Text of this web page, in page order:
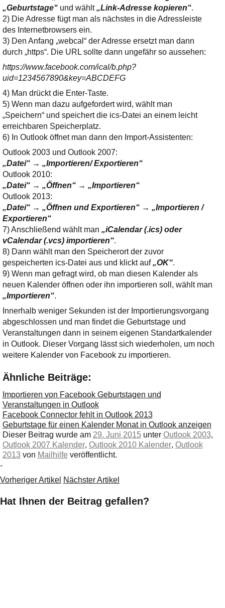
„Geburtstage“und wählt„Link-Adresse kopieren“.
2) Die Adresse fügt man als nächstes in die Adressleiste
des Internetbrowsers ein.
3) Den Anfang „webcal“ der Adresse ersetzt man dann
durch „https“. Die URL sollte dann ungefähr so aussehen:
https://www.facebook.com/ical/b.php?
uid=1234567890&key=ABCDEFG
4) Man drückt die Enter-Taste.
5) Wenn man dazu aufgefordert wird, wählt man
„Speichern“ und speichert die ics-Datei an einem leicht
erreichbaren Speicherplatz.
6) In Outlook öffnet man dann den Import-Assistenten:
Outlook 2003 und Outlook 2007:
„Datei“ → „Importieren/ Exportieren“
Outlook 2010:
„Datei“ → „Öffnen“ → „Importieren“
Outlook 2013:
„Datei“ → „Öffnen und Exportieren“ → „Importieren /
Exportieren“
7) Anschließend wählt man „iCalendar (.ics) oder
vCalendar (.vcs) importieren“.
8) Dann wählt man den Speicherort der zuvor
gespeicherten ics-Datei aus und klickt auf„OK“.
9) Wenn man gefragt wird, ob man diesen Kalender als
neuen Kalender öffnen oder ihn importieren soll, wählt man
„Importieren“.
Innerhalb weniger Sekunden ist der Importierungsvorgang
abgeschlossen und man findet die Geburtstage und
Veranstaltungen dann in seinem eigenen Standartkalender
in Outlook. Dieser Vorgang lässt sich wiederholen, um noch
weitere Kalender von Facebook zu importieren.
Ähnliche Beiträge:
Importieren von Facebook Geburtstagen und
Veranstaltungen in Outlook
Facebook Connector fehlt in Outlook 2013
Geburtstage für einen Kalender Monat in Outlook anzeigen
Dieser Beitrag wurde am 29. Juni 2015unter Outlook 2003,
Outlook 2007 Kalender, Outlook 2010 Kalender, Outlook
2013 von Mailhilfe veröffentlicht.
-
Vorheriger Artikel Nächster Artikel
Hat Ihnen der Beitrag gefallen?